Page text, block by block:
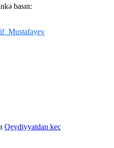
basın:
Qeydiyyatdan keç